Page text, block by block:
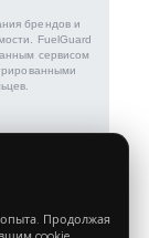
reserved
брендов и
FuelGuard
сервисом